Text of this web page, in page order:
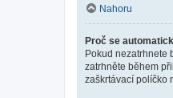
Nahoru
Proč se
Pokud nezatrhnete
zatrhněte během
zaškrtávací políčko